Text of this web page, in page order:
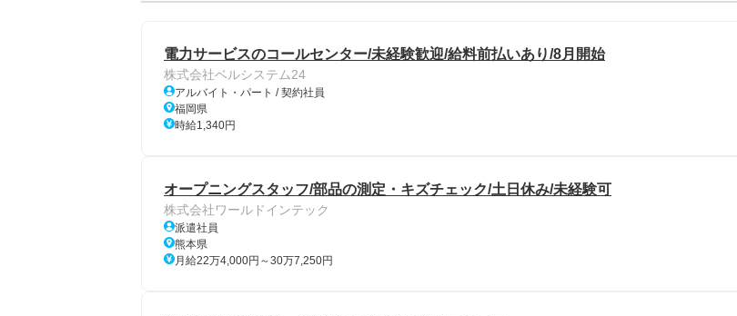
電力サービスのコールセンター/未経験歓迎/給料前払いあり/8月開始
株式会社ベルシステム24
アルバイト・パート / 契約社員
福岡県
時給1,340円
オープニングスタッフ/部品の測定・キズチェック/土日休み/未経験可
株式会社ワールドインテック
派遣社員
熊本県
月給22万4,000円～30万7,250円